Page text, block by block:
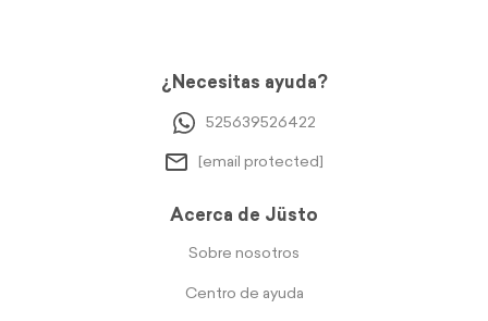
¿Necesitas ayuda?
525639526422
[email protected]
Acerca de Jüsto
Sobre nosotros
Centro de ayuda